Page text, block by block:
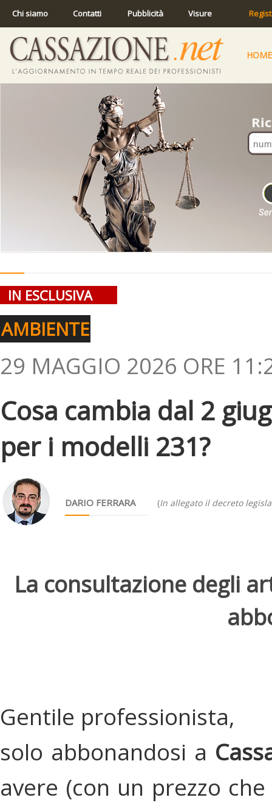
Chi siamo Contatti Pubblicità Visure
HOME
IN ESCLUSIVA
AMBIENTE
29 MAGGIO 2026 ORE
Cosa cambia dal 2
per i modelli 231?
DARIO FERRARA (In allegato il decreto
La consultazione degli
Gentile professionista,
solo abbonandosi a
avere (con un prezzo